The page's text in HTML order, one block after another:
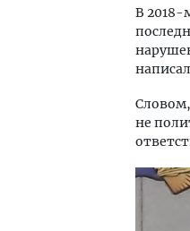
В 2018-
Словом,
не